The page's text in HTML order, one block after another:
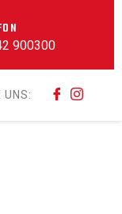
900300
UNS: